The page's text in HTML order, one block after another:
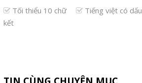
Tối thiểu 10 chữ Tiếng việt có dấu
kết